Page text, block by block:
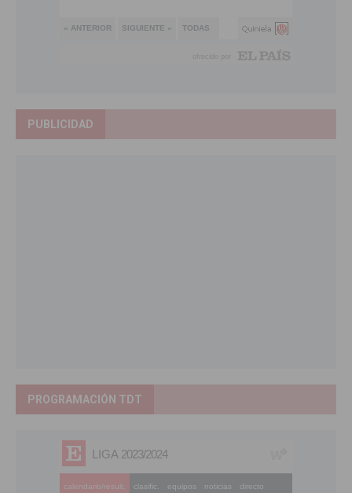
PUBLICIDAD
PROGRAMACIÓN TDT